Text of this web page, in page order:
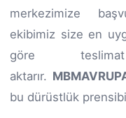
merkezimize
ekibimiz size en
göre
aktarır.
bu dürüstlük